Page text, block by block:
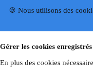
🍪 Nous utilisons des
Gérer les cookies enregistrés
En plus des cookies